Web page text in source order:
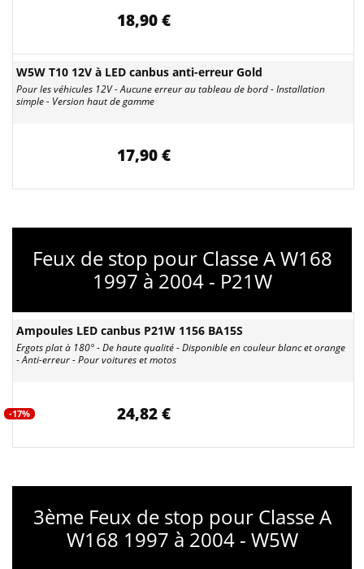
18,90 €
W5W T10 12V à LED canbus anti-erreur Gold
Pour les véhicules 12V - Aucune erreur au tableau de bord - Installation
simple - Version haut de gamme
17,90 €
Feux de stop pour Classe A W168
1997 à 2004 - P21W
Ampoules LED canbus P21W 1156 BA15S
Ergots plat à 180° - De haute qualité - Disponible en couleur blanc et orange
- Anti-erreur - Pour voitures et motos
-17% 24,82 €
3ème Feux de stop pour Classe A
W168 1997 à 2004 - W5W